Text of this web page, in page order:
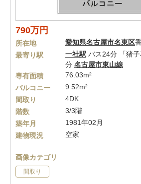
790万円
所在地 愛知県名古屋市名東区
最寄り駅
一社駅 バス24分 「猪
分 名古屋市東山線
専有面積
76.03m²
バルコニー
9.52m²
間取り
4DK
階数
3/3階
築年月
1981年02月
建物現況
空家
画像カテゴリ
間取り